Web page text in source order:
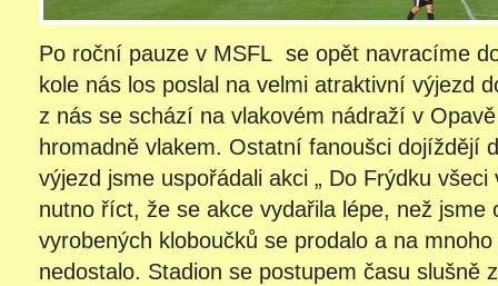
Po roční pauze v MSFL se opět navracíme
kole nás los poslal na velmi atraktivní výjezd
z nás se schází na vlakovém nádraží v
hromadně vlakem. Ostatní fanoušci dojíždějí
výjezd jsme uspořádali akci „ Do Frýdku
nutno říct, že se akce vydařila lépe, než jsme
vyrobených kloboučků se prodalo a na
nedostalo. Stadion se postupem času slušně